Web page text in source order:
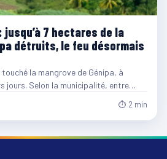
jusqu’à 7 hectares de la
détruits, le feu désormais
la mangrove de Génipa, à
jours. Selon la municipalité, entre…
⏱ 2 min